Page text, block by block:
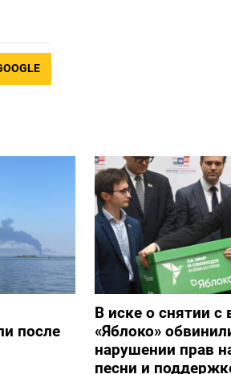
после
В иске о снятии с
«Яблоко»
нарушении прав
песни и